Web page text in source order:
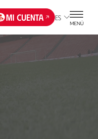
Mi cuenta ES
MENÚ